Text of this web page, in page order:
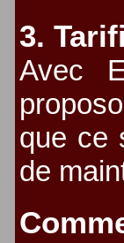
3.
Avec
que ce
de